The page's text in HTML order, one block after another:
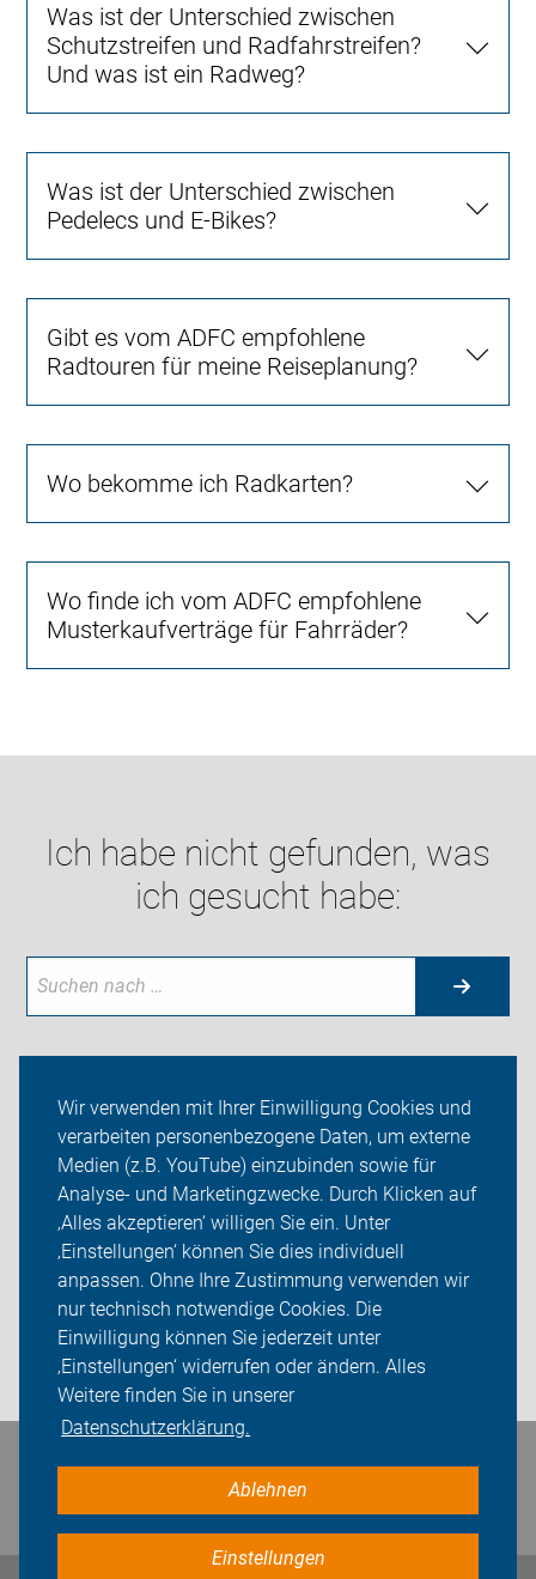
Wir verwenden mit Ihrer Einwilligung Cookies und
verarbeiten personenbezogene Daten, um externe
Medien (z.B. YouTube) einzubinden sowie für
Analyse- und Marketingzwecke. Durch Klicken auf
‚Alles akzeptieren‘ willigen Sie ein. Unter
‚Einstellungen‘ können Sie dies individuell
anpassen. Ohne Ihre Zustimmung verwenden wir
nur technisch notwendige Cookies. Die
Einwilligung können Sie jederzeit unter
‚Einstellungen‘ widerrufen oder ändern. Alles
Weitere finden Sie in unserer
Datenschutzerklärung.
Ablehnen
Einstellungen
Was ist der Unterschied zwischen
Schutzstreifen und Radfahrstreifen?
Und was ist ein Radweg?
Was ist der Unterschied zwischen
Pedelecs und E-Bikes?
Gibt es vom ADFC empfohlene
Radtouren für meine Reiseplanung?
Wo bekomme ich Radkarten?
Wo finde ich vom ADFC empfohlene
Musterkaufverträge für Fahrräder?
Ich habe nicht gefunden, was
ich gesucht habe:
Neuigkeiten
ADFC Landau/Südliche Weinstraße
Lokaler Tourismus
Sei dabei
Presse
Login
Bleiben Sie in Kontakt